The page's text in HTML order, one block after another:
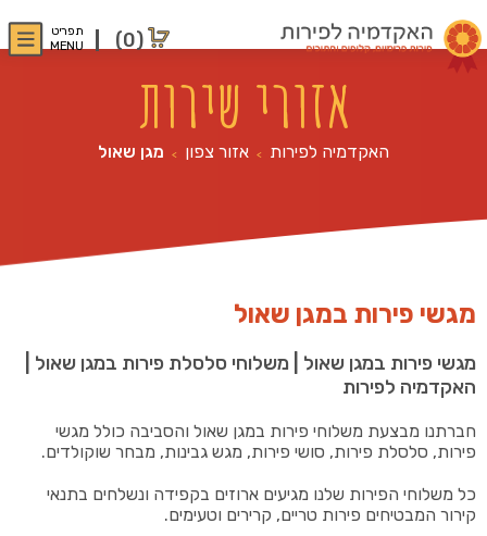
(0)
תפריט
MENU
אזורי שירות
האקדמיה לפירות > אזור צפון > מגן שאול
מגשי פירות במגן שאול
מגשי פירות במגן שאול | משלוחי סלסלת פירות במגן שאול |
האקדמיה לפירות
חברתנו מבצעת משלוחי פירות במגן שאול והסביבה כולל מגשי
פירות, סלסלת פירות, סושי פירות, מגש גבינות, מבחר שוקולדים.
כל משלוחי הפירות שלנו מגיעים ארוזים בקפידה ונשלחים בתנאי
קירור המבטיחים פירות טריים, קרירים וטעימים.